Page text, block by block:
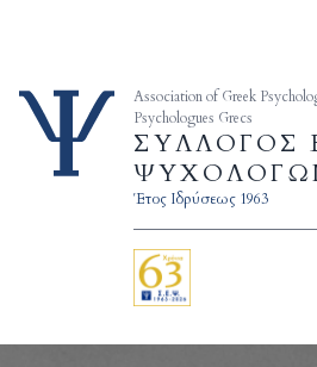
Association of Greek
Psychologues Grecs
ΣΥΛΛΟΓΟΣ
Έτος Ιδρύσεως 1963